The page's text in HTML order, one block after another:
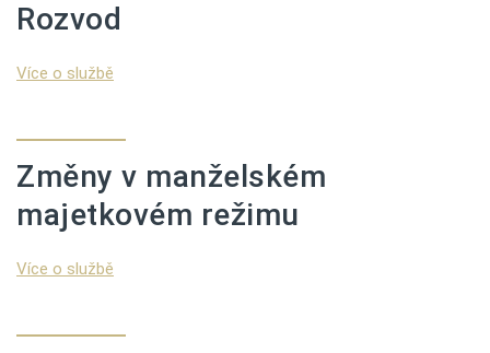
Rozvod
Více o službě
Změny v manželském
majetkovém režimu
Více o službě